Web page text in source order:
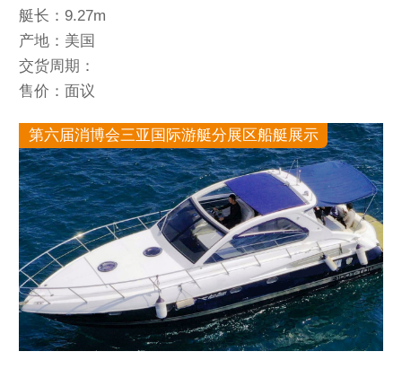
艇长：9.27m
产地：美国
交货周期：
售价：面议
第六届消博会三亚国际游艇分展区船艇展示